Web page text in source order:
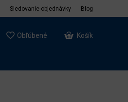
Sledovanie objednávky Blog
Obľúbené Košík